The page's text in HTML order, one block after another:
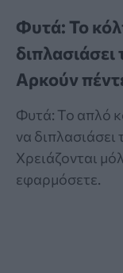
Φυτά: Το
Αρκούν
Φυτά: Το απλό
να
Χρειάζονται
εφαρμόσετε.